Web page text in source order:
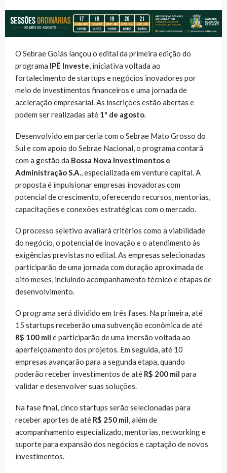
O Sebrae Goiás lançou o edital da primeira edição do
programa IPÊ Investe , iniciativa voltada ao
fortalecimento de startups e negócios inovadores por
meio de investimentos financeiros e uma jornada de
aceleração empresarial. As inscrições estão abertas e
podem ser realizadas até 1º de agosto
Desenvolvido em parceria com o Sebrae Mato Grosso do
Sul e com apoio do Sebrae Nacional, o programa contará
com a gestão da Bossa Nova Investimentos e
Administração S.A. , especializada em venture capital. A
proposta é impulsionar empresas inovadoras com
potencial de crescimento, oferecendo recursos, mentorias,
capacitações e conexões estratégicas com o mercado.
O processo seletivo avaliará critérios como a viabilidade
do negócio, o potencial de inovação e o atendimento às
exigências previstas no edital. As empresas selecionadas
participarão de uma jornada com duração aproximada de
oito meses, incluindo acompanhamento técnico e etapas de
desenvolvimento.
O programa será dividido em três fases. Na primeira, até
15 startups receberão uma subvenção econômica de até
R$ 100 mil e participarão de uma imersão voltada ao
aperfeiçoamento dos projetos. Em seguida, até 10
empresas avançarão para a segunda etapa, quando
poderão receber investimentos de até R$ 200 mil para
validar e desenvolver suas soluções.
Na fase final, cinco startups serão selecionadas para
receber aportes de até R$ 250 mil , além de
acompanhamento especializado, mentorias, networking e
suporte para expansão dos negócios e captação de novos
investimentos.